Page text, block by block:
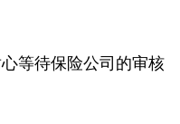
等待保险公司的审核